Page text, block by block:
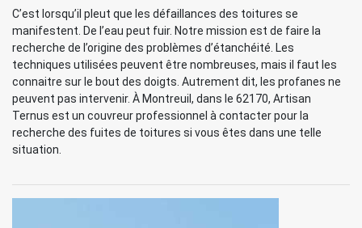
C’est lorsqu’il pleut que les défaillances des toitures se
manifestent. De l’eau peut fuir. Notre mission est de faire la
recherche de l’origine des problèmes d’étanchéité. Les
techniques utilisées peuvent être nombreuses, mais il faut les
connaitre sur le bout des doigts. Autrement dit, les profanes ne
peuvent pas intervenir. À Montreuil, dans le 62170, Artisan
Ternus est un couvreur professionnel à contacter pour la
recherche des fuites de toitures si vous êtes dans une telle
situation.